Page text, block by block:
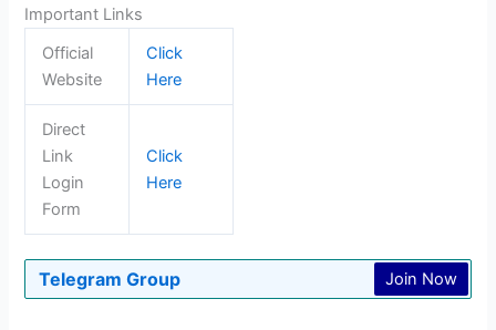
Important Links
Official
Website
Click
Here
Direct
Link
Login
Form
Click
Here
Telegram Group Join Now